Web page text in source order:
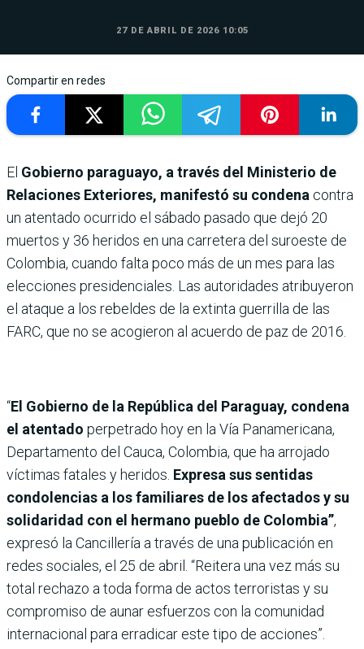
27 DE ABRIL DE 2026 10:05
Compartir en redes
El Gobierno paraguayo, a través del Ministerio de
Relaciones Exteriores, manifestó su condena contra
un atentado ocurrido el sábado pasado que dejó 20
muertos y 36 heridos en una carretera del suroeste de
Colombia, cuando falta poco más de un mes para las
elecciones presidenciales. Las autoridades atribuyeron
el ataque a los rebeldes de la extinta guerrilla de las
FARC, que no se acogieron al acuerdo de paz de 2016.
“El Gobierno de la República del Paraguay, condena
el atentado perpetrado hoy en la Vía Panamericana,
Departamento del Cauca, Colombia, que ha arrojado
víctimas fatales y heridos. Expresa sus sentidas
condolencias a los familiares de los afectados y su
solidaridad con el hermano pueblo de Colombia”,
expresó la Cancillería a través de una publicación en
redes sociales, el 25 de abril. “Reitera una vez más su
total rechazo a toda forma de actos terroristas y su
compromiso de aunar esfuerzos con la comunidad
internacional para erradicar este tipo de acciones”.